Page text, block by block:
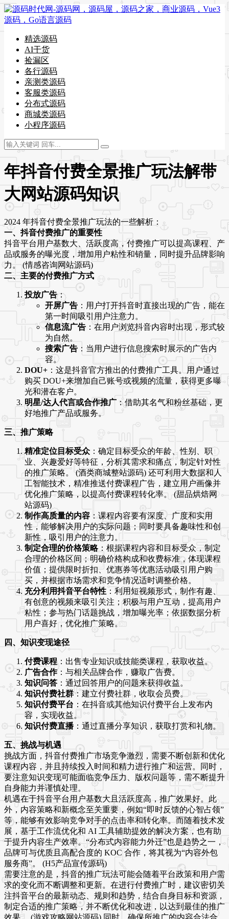
精选源码
AI干货
捡漏区
各行源码
亲测类源码
客服类源码
分布式源码
商城类源码
小程序源码
年抖音付费全景推广玩法解带
大网站源码知识
2024 年抖音付费全景推广玩法的一些解析：
一、抖音付费推广的重要性
抖音平台用户基数大、活跃度高，付费推广可以提高课程、产
品或服务的曝光度，增加用户粘性和销量，同时提升品牌影响
力。 (情感咨询网站源码)
二、主要的付费推广方式
投放广告：
开屏广告 ：用户打开抖音时直接出现的广告，能在
第一时间吸引用户注意力。
信息流广告 ：在用户浏览抖音内容时出现，形式较
为自然。
搜索广告 ：当用户进行信息搜索时展示的广告内
容。
DOU+ ：这是抖音官方推出的付费推广工具。用户通过
购买 DOU+来增加自己账号或视频的流量，获得更多曝
光和潜在客户。
明星/达人代言或合作推广 ：借助其名气和粉丝基础，更
好地推广产品或服务。
三、推广策略
精准定位目标受众 ：确定目标受众的年龄、性别、职
业、兴趣爱好等特征，分析其需求和痛点，制定针对性
的推广策略。 (酒类商城整站源码) 还可利用大数据和人
工智能技术，精准推送付费课程广告，建立用户画像并
优化推广策略，以提高付费课程转化率。 (甜品烘焙网
站源码)
制作高质量的内容 ：课程内容要有深度、广度和实用
性，能够解决用户的实际问题；同时要具备趣味性和创
新性，吸引用户的注意力。
制定合理的价格策略：根据课程内容和目标受众，制定
合理的价格区间；明确价格构成和收费标准，体现课程
价值；提供限时折扣、优惠券等优惠活动吸引用户购
买，并根据市场需求和竞争情况适时调整价格。
充分利用抖音平台特性 ：利用短视频形式，制作有趣、
有创意的视频来吸引关注；积极与用户互动，提高用户
粘性；参与热门话题挑战，增加曝光率；依据数据分析
用户喜好，优化推广策略。
四、知识变现途径
付费课程：出售专业知识或技能类课程，获取收益。
广告合作：与相关品牌合作，赚取广告费。
知识问答 ：通过回答用户的问题来获得收益。
知识付费社群：建立付费社群，收取会员费。
知识付费平台 ：在抖音或其他知识付费平台上发布内
容，实现收益。
知识付费直播：通过直播分享知识，获取打赏和礼物。
五、挑战与机遇
挑战方面，抖音付费推广市场竞争激烈，需要不断创新和优化
课程内容，并且持续投入时间和精力进行推广和运营。同时，
要注意知识变现可能面临竞争压力、版权问题等，需不断提升
自身能力并谨慎处理。
机遇在于抖音平台用户基数大且活跃度高，推广效果好。此
外，内容策略和新概念至关重要，例如“即时反馈的心智占领”
等，能够有效影响竞争对手的点击率和转化率。而随着技术发
展，基于工作流优化和 AI 工具辅助提效的解决方案，也有助
于提升内容生产效率。“分布式内容能力外迁”也是趋势之一，
品牌可与优质且高配合度的 KOC 合作，将其视为“内容外包
服务商”。 (H5产品宣传源码)
需要注意的是，抖音的推广玩法可能会随着平台政策和用户需
求的变化而不断调整和更新。在进行付费推广时，建议密切关
注抖音平台的最新动态、规则和趋势，结合自身目标和资源，
制定合适的推广策略，并不断优化和改进，以达到最佳的推广
效果。 (游戏攻略网站源码) 同时，确保所推广的内容合法合